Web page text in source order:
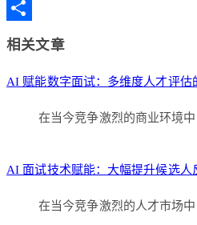
Copy
相关文章
AI 赋能数字面试：多维度人才评估
在当今竞争激烈的商业环境
AI 面试技术赋能：大幅提升候选人
在当今竞争激烈的人才市场